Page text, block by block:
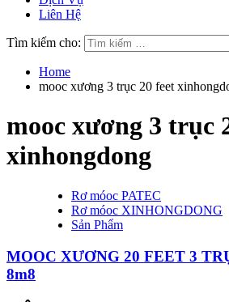
Liên Hệ
Tìm kiếm cho:
Home
mooc xương 3 trục 20 feet
mooc xương 3 trục
xinhongdong
Rơ móoc PATEC
Rơ móoc XINHONGDONG
Sản Phẩm
MOOC XƯƠNG 20 FEET 3
8m8